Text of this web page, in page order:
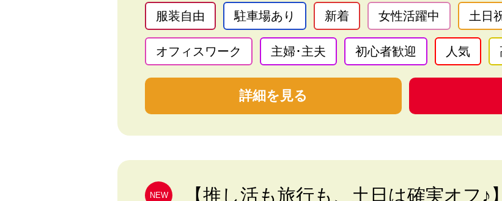
服装自由 駐車場あり 新着 女性活躍中 土日
オフィスワーク 主婦･主夫 初心者歓迎 人気
詳細を見る
NEW
【推し活も旅行も、土日は確実オフ♪